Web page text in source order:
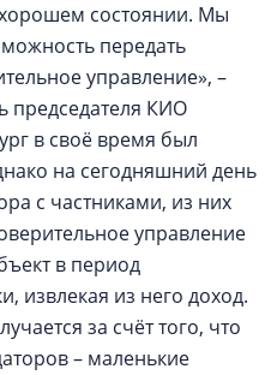
состоянии. Мы
передать
управление», –
председателя КИО
в своё время был
на сегодняшний день
с частниками, из них
управление
в период
извлекая из него доход.
за счёт того, что
– маленькие